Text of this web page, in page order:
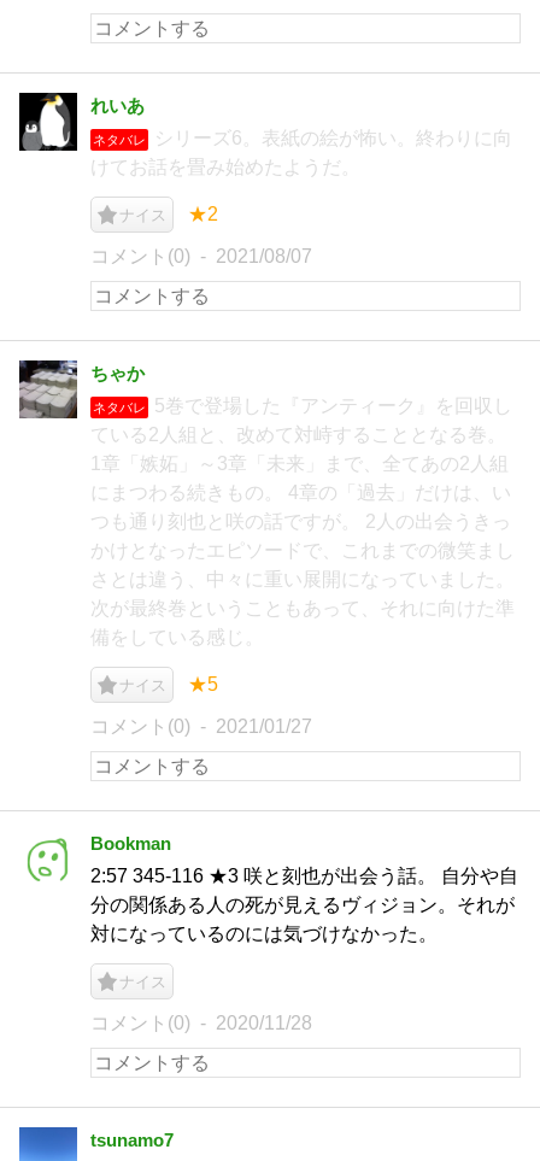
れいあ
ネタバレ
シリーズ6。表紙の絵が怖い。終わりに向
けてお話を畳み始めたようだ。
ナイス ★2
コメント(0) 2021/08/07
ちゃか
ネタバレ
5巻で登場した『アンティーク』を回収し
ている2人組と、改めて対峙することとなる巻。
1章「嫉妬」～3章「未来」まで、全てあの2人組
にまつわる続きもの。 4章の「過去」だけは、い
つも通り刻也と咲の話ですが。 2人の出会うきっ
かけとなったエピソードで、これまでの微笑まし
さとは違う、中々に重い展開になっていました。
次が最終巻ということもあって、それに向けた準
備をしている感じ。
ナイス ★5
コメント(0) 2021/01/27
Bookman
2:57 345-116 ★3 咲と刻也が出会う話。 自分や自
分の関係ある人の死が見えるヴィジョン。それが
対になっているのには気づけなかった。
ナイス
コメント(0) 2020/11/28
tsunamo7